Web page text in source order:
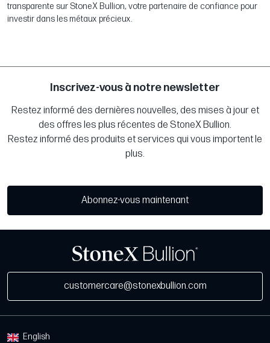
transparente sur StoneX Bullion, votre partenaire de confiance pour
investir dans les métaux précieux.
Inscrivez-vous à notre newsletter
Restez informé des dernières nouvelles, des mises à jour et
des offres les plus récentes de StoneX Bullion.
Restez informé des produits et services qui vous importent le
plus.
Abonnez-vous maintenant
customercare@stonexbullion.com
English